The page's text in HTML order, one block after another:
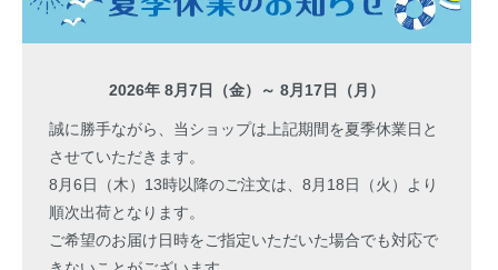
2026年 8月7日（金）～ 8月17日（月）
誠に勝手ながら、当ショップは上記期間を夏季休業日と
させていただきます。
8月6日（木）13時以降のご注文は、8月18日（火）より
順次出荷となります。
ご希望のお届け日時をご指定いただいた場合でも対応で